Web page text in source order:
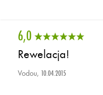
6,0
Rewelacja!
Vodou, 10.04.2015